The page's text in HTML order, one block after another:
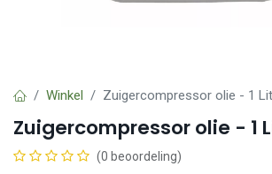
Winkel Zuigercompressor olie - 1
Zuigercompressor olie - 1
(0 beoordeling)